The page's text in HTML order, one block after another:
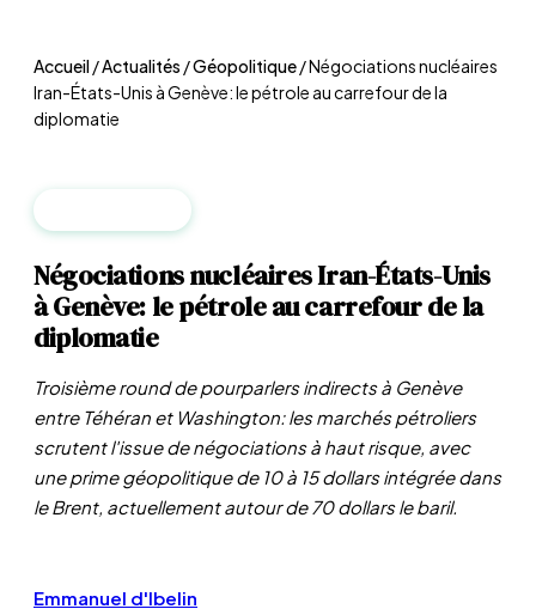
Accueil/Actualités /Géopolitique/Négociations nucléaires
Iran-États-Unis à Genève: le pétrole au carrefour de la
diplomatie
Négociations nucléaires Iran-États-Unis
à Genève: le pétrole au carrefour de la
diplomatie
Troisième round de pourparlers indirects à Genève
entre Téhéran et Washington: les marchés pétroliers
scrutent l'issue de négociations à haut risque, avec
une prime géopolitique de 10 à 15 dollars intégrée dans
le Brent, actuellement autour de 70 dollars le baril.
Emmanuel d'Ibelin